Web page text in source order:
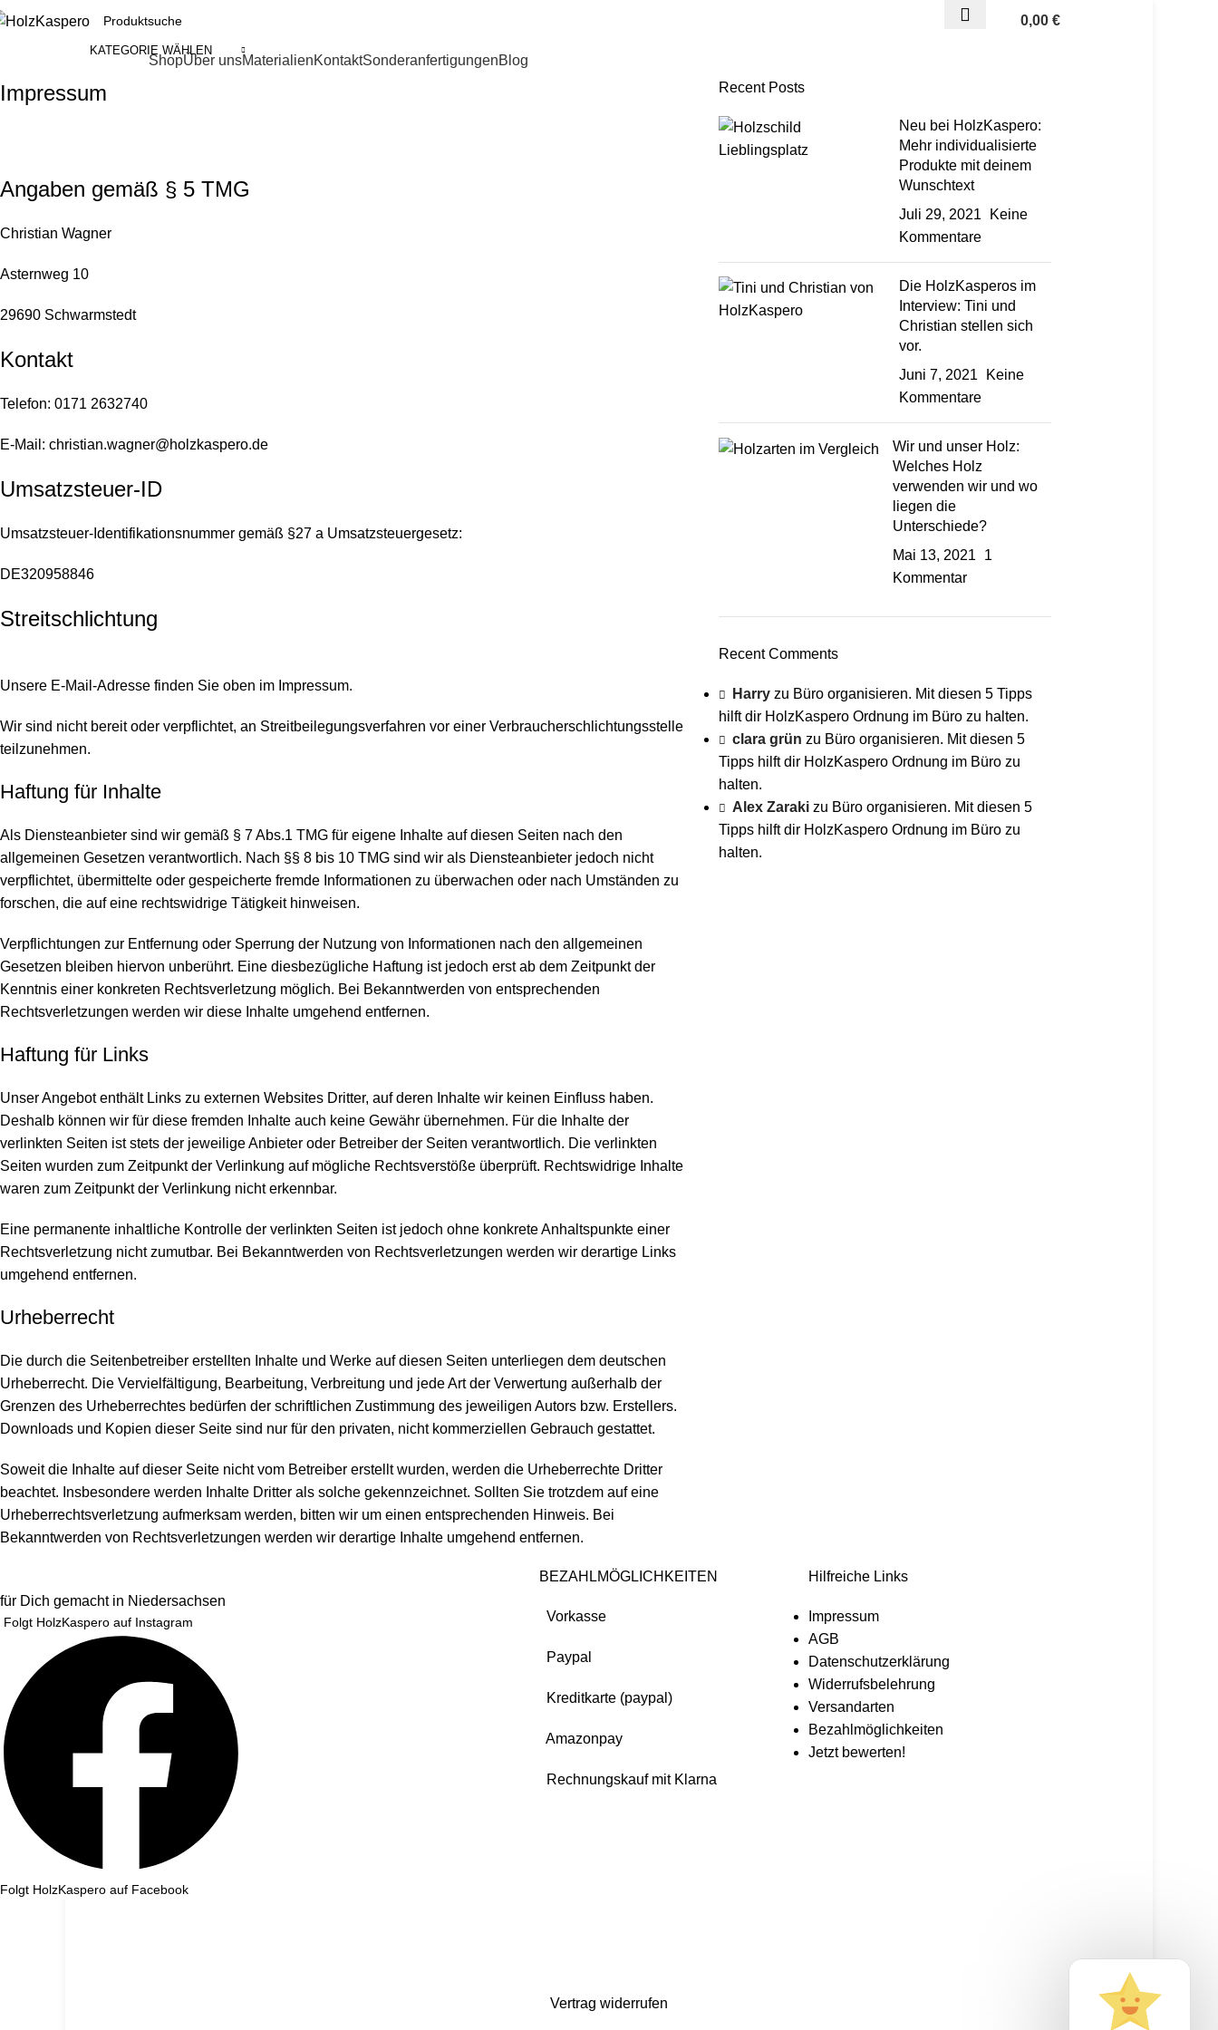
KATEGORIE WÄHLEN
0,00 €
ShopÜber unsMaterialienKontaktSonderanfertigungenBlog
Impressum
Angaben gemäß § 5 TMG
Christian Wagner
Asternweg 10
29690 Schwarmstedt
Kontakt
Telefon: 0171 2632740
E-Mail: christian.wagner@holzkaspero.de
Umsatzsteuer-ID
Umsatzsteuer-Identifikationsnummer gemäß §27 a Umsatzsteuergesetz:
DE320958846
Streitschlichtung
Unsere E-Mail-Adresse finden Sie oben im Impressum.
Wir sind nicht bereit oder verpflichtet, an Streitbeilegungsverfahren vor einer Verbraucherschlichtungsstelle
teilzunehmen.
Haftung für Inhalte
Als Diensteanbieter sind wir gemäß § 7 Abs.1 TMG für eigene Inhalte auf diesen Seiten nach den
allgemeinen Gesetzen verantwortlich. Nach §§ 8 bis 10 TMG sind wir als Diensteanbieter jedoch nicht
verpflichtet, übermittelte oder gespeicherte fremde Informationen zu überwachen oder nach Umständen zu
forschen, die auf eine rechtswidrige Tätigkeit hinweisen.
Verpflichtungen zur Entfernung oder Sperrung der Nutzung von Informationen nach den allgemeinen
Gesetzen bleiben hiervon unberührt. Eine diesbezügliche Haftung ist jedoch erst ab dem Zeitpunkt der
Kenntnis einer konkreten Rechtsverletzung möglich. Bei Bekanntwerden von entsprechenden
Rechtsverletzungen werden wir diese Inhalte umgehend entfernen.
Haftung für Links
Unser Angebot enthält Links zu externen Websites Dritter, auf deren Inhalte wir keinen Einfluss haben.
Deshalb können wir für diese fremden Inhalte auch keine Gewähr übernehmen. Für die Inhalte der
verlinkten Seiten ist stets der jeweilige Anbieter oder Betreiber der Seiten verantwortlich. Die verlinkten
Seiten wurden zum Zeitpunkt der Verlinkung auf mögliche Rechtsverstöße überprüft. Rechtswidrige Inhalte
waren zum Zeitpunkt der Verlinkung nicht erkennbar.
Eine permanente inhaltliche Kontrolle der verlinkten Seiten ist jedoch ohne konkrete Anhaltspunkte einer
Rechtsverletzung nicht zumutbar. Bei Bekanntwerden von Rechtsverletzungen werden wir derartige Links
umgehend entfernen.
Urheberrecht
Die durch die Seitenbetreiber erstellten Inhalte und Werke auf diesen Seiten unterliegen dem deutschen
Urheberrecht. Die Vervielfältigung, Bearbeitung, Verbreitung und jede Art der Verwertung außerhalb der
Grenzen des Urheberrechtes bedürfen der schriftlichen Zustimmung des jeweiligen Autors bzw. Erstellers.
Downloads und Kopien dieser Seite sind nur für den privaten, nicht kommerziellen Gebrauch gestattet.
Soweit die Inhalte auf dieser Seite nicht vom Betreiber erstellt wurden, werden die Urheberrechte Dritter
beachtet. Insbesondere werden Inhalte Dritter als solche gekennzeichnet. Sollten Sie trotzdem auf eine
Urheberrechtsverletzung aufmerksam werden, bitten wir um einen entsprechenden Hinweis. Bei
Bekanntwerden von Rechtsverletzungen werden wir derartige Inhalte umgehend entfernen.
Recent Posts
Neu bei HolzKaspero:
Mehr individualisierte
Produkte mit deinem
Wunschtext
Juli 29, 2021
Keine
Kommentare
Die HolzKasperos im
Interview: Tini und
Christian stellen sich
vor.
Juni 7, 2021
Keine
Kommentare
Wir und unser Holz:
Welches Holz
verwenden wir und wo
liegen die
Unterschiede?
Mai 13, 2021
1
Kommentar
Recent Comments
Harry zu Büro organisieren. Mit diesen 5 Tipps
hilft dir HolzKaspero Ordnung im Büro zu halten.
clara grün zu Büro organisieren. Mit diesen 5
Tipps hilft dir HolzKaspero Ordnung im Büro zu
halten.
Alex Zaraki zu Büro organisieren. Mit diesen 5
Tipps hilft dir HolzKaspero Ordnung im Büro zu
halten.
für Dich gemacht in Niedersachsen
Folgt HolzKaspero auf Instagram
Folgt HolzKaspero auf Facebook
BEZAHLMÖGLICHKEITEN
Vorkasse
Paypal
Kreditkarte (paypal)
Amazonpay
Rechnungskauf mit Klarna
Hilfreiche Links
Impressum
AGB
Datenschutzerklärung
Widerrufsbelehrung
Versandarten
Bezahlmöglichkeiten
Jetzt bewerten!
Vertrag widerrufen